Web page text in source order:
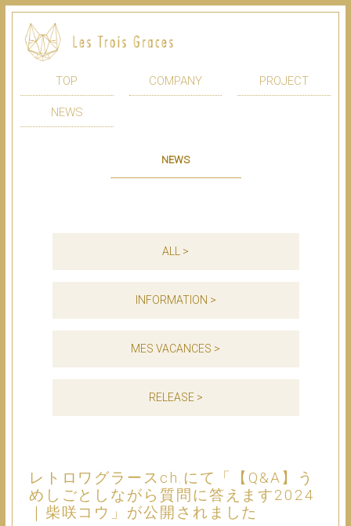
TOP COMPANY PROJECT
NEWS
NEWS
ALL >
INFORMATION >
MES VACANCES >
RELEASE >
レトロワグラースch.にて「【Q&A】う
めしごとしながら質問に答えます2024
｜柴咲コウ」が公開されました